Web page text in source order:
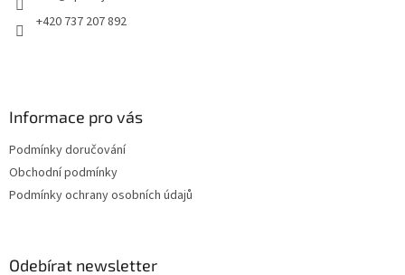
+420 737 207 892
Informace pro vás
Podmínky doručování
Obchodní podmínky
Podmínky ochrany osobních údajů
Odebírat newsletter